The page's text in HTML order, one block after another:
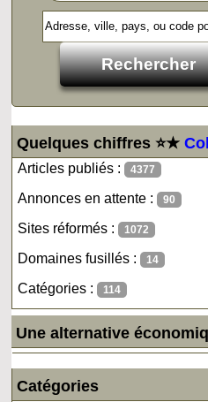
Quelques chiffres ⭐★
Articles publiés : 4377
Annonces en attente : 90
Sites réformés : 1072
Domaines fusillés : 14
Catégories : 114
Une alternative
Catégories